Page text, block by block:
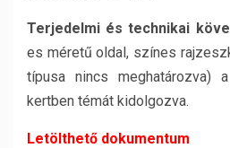
Terjedelmi és technikai
es méretű oldal, színes
típusa nincs meghatározva)
kertben témát kidolgozva.
Letölthető dokumentum